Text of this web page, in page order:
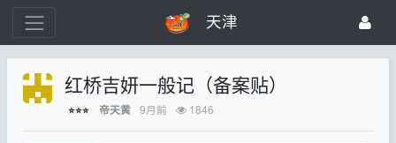
天津
红桥吉妍一般记（备案贴）
⭐⭐⭐ 帝天黄 9月前 1846